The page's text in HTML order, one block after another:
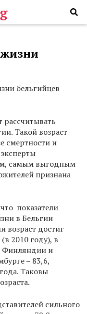
бельгийцев
рассчитывать
Такой возраст
смертности и
самым выгодным
признана
показатели
в Бельгии
возраст достиг
2010 году), в
Финляндии и
– 83,6,
Таковы
сильного